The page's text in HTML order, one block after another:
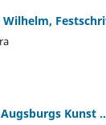
Wilhelm,
Kunst